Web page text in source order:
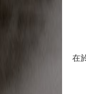
在